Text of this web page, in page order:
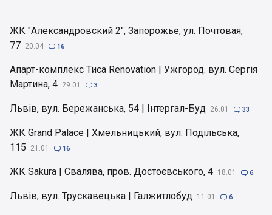
ЖК "Александровский 2", Запорожье, ул. Почтовая,
77 20.04  16
Апарт-комплекс Тиса Renovation | Ужгород. вул. Сергія
Мартина, 4 29.01  3
Львів, вул. Бережанська, 54 | Інтергал-Буд 26.01  33
ЖК Grand Palace | Хмельницький, вул. Подільська,
115
21.01  16
ЖК Sakura | Свалява, пров. Достоєвського, 4 18.01  6
Львів, вул. Трускавецька | Галжитлобуд 11.01  6